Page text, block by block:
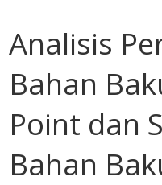
Analisis
Bahan
Point dan
Bahan